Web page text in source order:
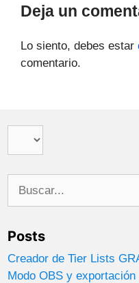
Deja un
Lo siento, debes estar
comentario.
Posts
Creador de Tier Lists
Modo OBS y exportación